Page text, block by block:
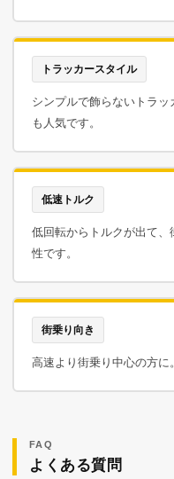
トラッカースタイル
シンプルで飾らないトラ
も人気です。
低速トルク
低回転からトルクが出て
性です。
街乗り向き
高速より街乗り中心の方に
FAQ
よくある質問